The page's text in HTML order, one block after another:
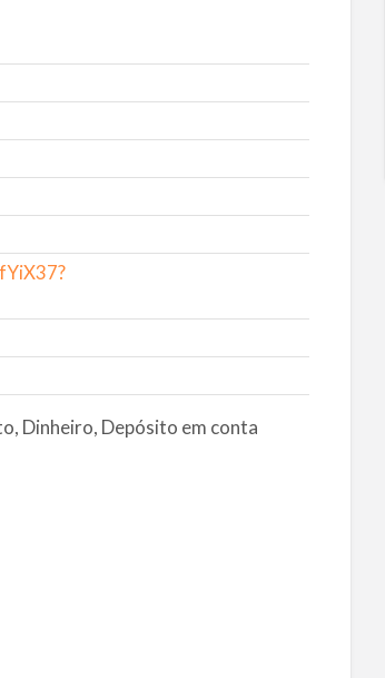
Dinheiro, Depósito em conta